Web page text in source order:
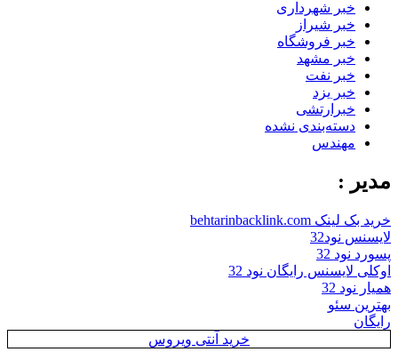
خبر شهرداری
خبر شیراز
خبر فروشگاه
خبر مشهد
خبر نفت
خبر یزد
خبرارتشی
دسته‌بندی نشده
مهندس
مدیر :
خرید بک لینک behtarinbacklink.com
لایسنس نود32
پسورد نود 32
اوکلی لایسنس رایگان نود 32
همیار نود 32
بهترین سئو
رایگان
خرید آنتی ویروس